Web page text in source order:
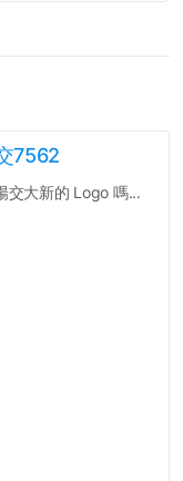
7562
交大新的 Logo 嗎...